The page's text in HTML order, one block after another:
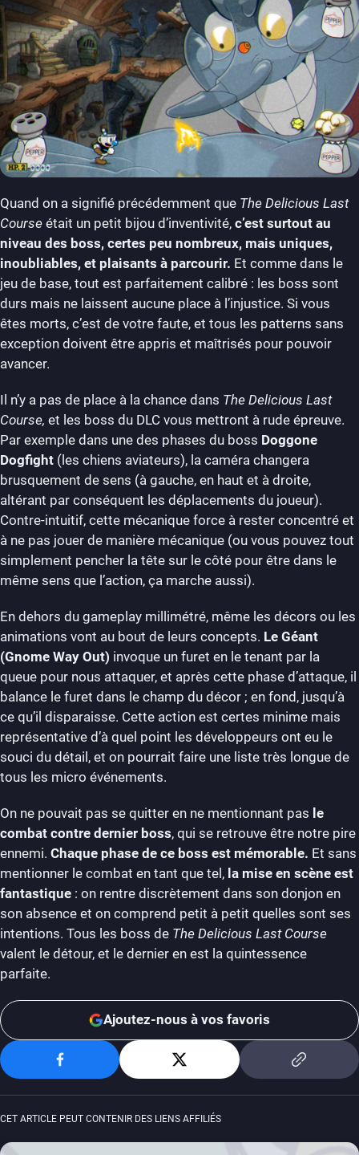
Quand on a signifié précédemment que The Delicious Last
Course était un petit bijou d’inventivité, c’est surtout au
niveau des boss, certes peu nombreux, mais uniques,
inoubliables, et plaisants à parcourir. Et comme dans le
jeu de base, tout est parfaitement calibré : les boss sont
durs mais ne laissent aucune place à l’injustice. Si vous
êtes morts, c’est de votre faute, et tous les patterns sans
exception doivent être appris et maîtrisés pour pouvoir
avancer.
Il n’y a pas de place à la chance dans The Delicious Last
Course, et les boss du DLC vous mettront à rude épreuve.
Par exemple dans une des phases du boss Doggone
Dogfight (les chiens aviateurs), la caméra changera
brusquement de sens (à gauche, en haut et à droite,
altérant par conséquent les déplacements du joueur).
Contre-intuitif, cette mécanique force à rester concentré et
à ne pas jouer de manière mécanique (ou vous pouvez tout
simplement pencher la tête sur le côté pour être dans le
même sens que l’action, ça marche aussi).
En dehors du gameplay millimétré, même les décors ou les
animations vont au bout de leurs concepts. Le Géant
(Gnome Way Out) invoque un furet en le tenant par la
queue pour nous attaquer, et après cette phase d’attaque, il
balance le furet dans le champ du décor ; en fond, jusqu’à
ce qu’il disparaisse. Cette action est certes minime mais
représentative d’à quel point les développeurs ont eu le
souci du détail, et on pourrait faire une liste très longue de
tous les micro événements.
On ne pouvait pas se quitter en ne mentionnant pas le
combat contre dernier boss, qui se retrouve être notre pire
ennemi. Chaque phase de ce boss est mémorable. Et sans
mentionner le combat en tant que tel, la mise en scène est
fantastique : on rentre discrètement dans son donjon en
son absence et on comprend petit à petit quelles sont ses
intentions. Tous les boss de The Delicious Last Course
valent le détour, et le dernier en est la quintessence
parfaite.
Ajoutez-nous à vos favoris
CET ARTICLE PEUT CONTENIR DES LIENS AFFILIÉS